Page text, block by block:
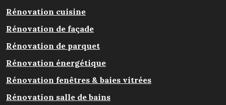
Rénovation cuisine
Rénovation de façade
Rénovation de parquet
Rénovation énergétique
Rénovation fenêtres & baies vitrées
Rénovation salle de bains